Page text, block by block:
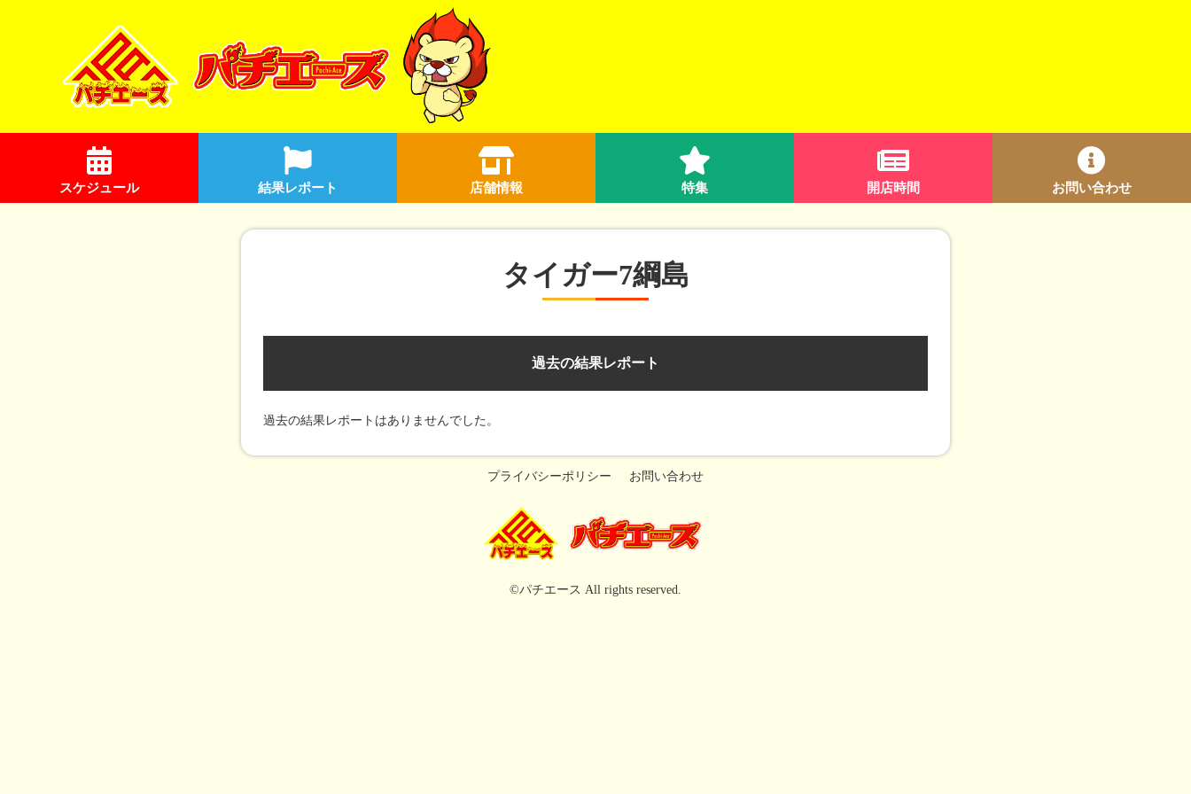
スケジュール 結果レポート 店舗情報 特集 開店時間 お問い合わせ
タイガー7綱島
過去の結果レポート
過去の結果レポートはありませんでした。
プライバシーポリシー お問い合わせ
©パチエース All rights reserved.